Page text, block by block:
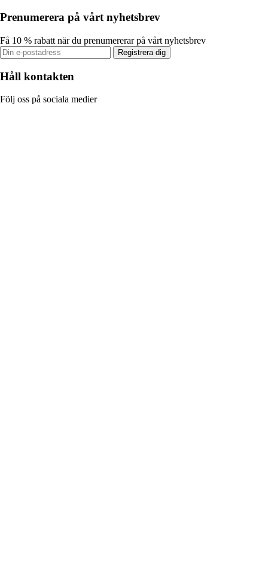
Prenumerera på vårt nyhetsbrev
Få 10 % rabatt när du prenumererar på vårt nyhetsbrev
Registrera dig
Håll kontakten
Följ oss på sociala medier